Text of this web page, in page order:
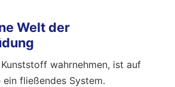
Welt der
wahrnehmen, ist auf
fließendes System.